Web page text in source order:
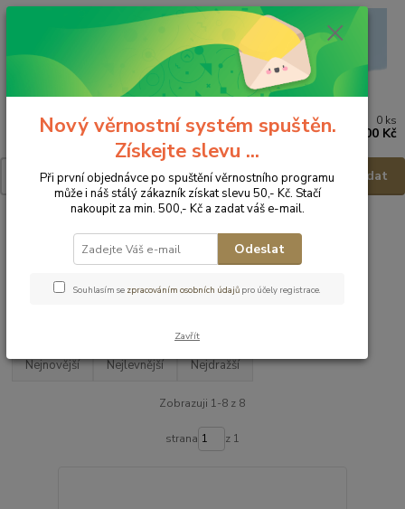
Menu
Hledat
0 ks
0,00 Kč
Dětské vaničky
Nejnovější Nejlevnější Nejdražší
Zobrazuji 1-8 z 8
strana z 1
Nový věrnostní systém spuštěn.
Získejte slevu ...
Při první objednávce po spuštění věrnostního programu
může i náš stálý zákazník získat slevu 50,- Kč. Stačí
nakoupit za min. 500,- Kč a zadat váš e-mail.
Odeslat
Souhlasím se zpracováním osobních údajů pro účely registrace.
Zavřít